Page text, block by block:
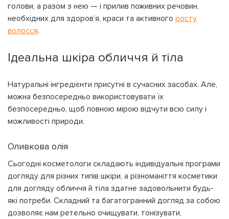
голови, а разом з нею — і прилив поживних речовин,
необхідних для здоров’я, краси та активного росту
волосся.
Ідеальна шкіра обличчя й тіла
Натуральні інгредієнти присутні в сучасних засобах. Але,
можна безпосередньо використовувати їх
безпосередньо, щоб повною мірою відчути всю силу і
можливості природи.
Оливкова олія
Сьогодні косметологи складають індивідуальні програми
догляду для різних типів шкіри, а різноманіття косметики
для догляду обличчя й тіла здатне задовольнити будь-
які потреби. Складний та багатогранний догляд за собою
дозволяє нам ретельно очищувати, тонізувати,